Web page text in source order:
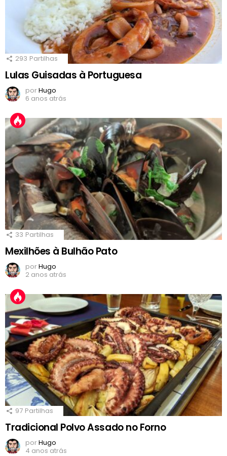
293 Partilhas
Lulas Guisadas à Portuguesa
porHugo
6 anos atrás
33 Partilhas
Mexilhões à Bulhão Pato
porHugo
2 anos atrás
97 Partilhas
Tradicional Polvo Assado no Forno
porHugo
4 anos atrás